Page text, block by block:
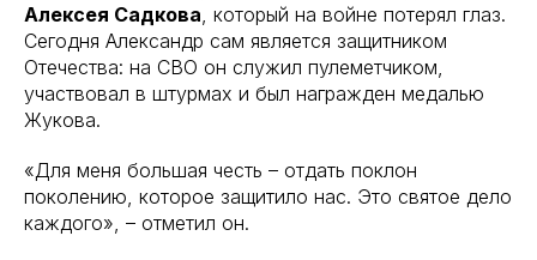
Алексея Садкова, который на войне потерял глаз.
Сегодня Александр сам является защитником
Отечества: на СВО он служил пулеметчиком,
участвовал в штурмах и был награжден медалью
Жукова.
«Для меня большая честь – отдать поклон
поколению, которое защитило нас. Это святое дело
каждого», – отметил он.